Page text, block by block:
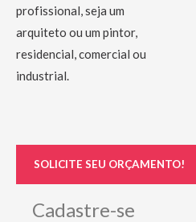
profissional, seja um
arquiteto ou um pintor,
residencial, comercial ou
industrial.
SOLICITE SEU ORÇAMENTO!
Cadastre-se